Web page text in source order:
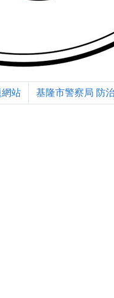
站 基隆市警察局 防